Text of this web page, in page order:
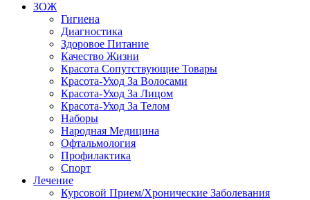
ЗОЖ
Гигиена
Диагностика
Здоровое Питание
Качество Жизни
Красота Сопутствующие Товары
Красота-Уход За Волосами
Красота-Уход За Лицом
Красота-Уход За Телом
Наборы
Народная Медицина
Офтальмология
Профилактика
Спорт
Лечение
Курсовой Прием/Хронические Заболевания